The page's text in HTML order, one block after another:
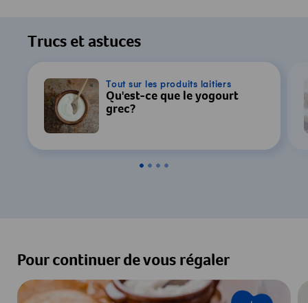
Trucs et astuces
Tout sur les produits laitiers
Qu'est-ce que le yogourt
grec?
Pour continuer de vous régaler